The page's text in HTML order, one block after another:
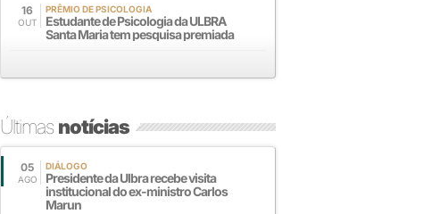
16
OUT
PRÊMIO DE PSICOLOGIA
Estudante de Psicologia da ULBRA
Santa Maria tem pesquisa premiada
Últimasnotícias
05
AGO
DIÁLOGO
Presidente da Ulbra recebe visita
institucional do ex-ministro Carlos
Marun